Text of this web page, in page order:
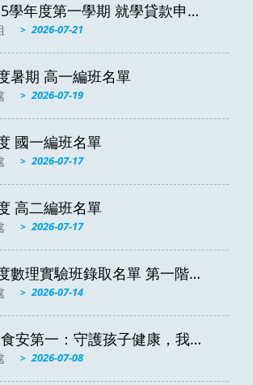
學年度第一學期 就學貸款申請
~9月10日)
2026-07-21
暑期 高一編班名單
2026-07-19
國一編班名單
2026-07-17
高二編班名單
2026-07-17
數理實驗班錄取名單 第一階段
2026-07-14
食安第一：守護孩子健康，我們
2026-07-08